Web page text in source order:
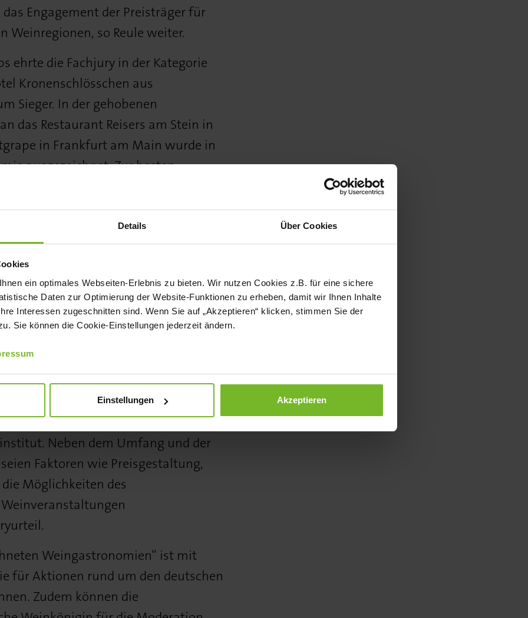
Details Über Cookies
ein optimales Webseiten-Erlebnis zu bieten. Wir nutzen Cookies z.B. für eine sichere
Daten zur Optimierung der Website-Funktionen zu erheben, damit wir Ihnen Inhalte
Interessen zugeschnitten sind. Wenn Sie auf „Akzeptieren“ klicken, stimmen Sie der
Sie können die Cookie-Einstellungen jederzeit ändern.
Einstellungen Akzeptieren
Engagement der Preisträger für
Weinregionen, so Reule weiter.
ehrte die Fachjury in der Kategorie
Kronenschlösschen aus
Sieger. In der gehobenen
das Restaurant Reisers am Stein in
in Frankfurt am Main wurde in
ausgezeichnet. Zur besten
des Wettbewerbs wählten die
– in der Kategorie
Heimat im 25Hours Hotel
hervor. Preisträger in der
regional ist das Speiselokal
Otto J. Völker,
Chefredakteurin des Magazins
Fischer, Paula Bosch und
an. Ihre
der Restaurants seien sehr
Neben dem Umfang und der
Faktoren wie Preisgestaltung,
Möglichkeiten des
Weingastronomien“ ist mit
für Aktionen rund um den deutschen
Zudem können die